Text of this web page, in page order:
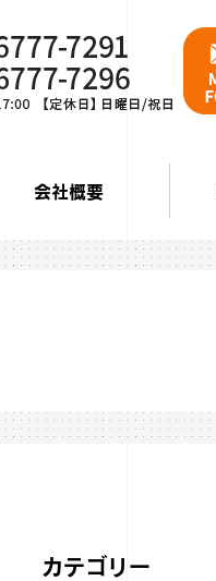
会社概要
カテゴリー